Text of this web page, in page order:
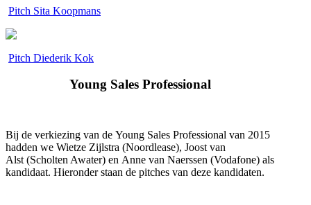
Pitch Sita Koopmans
Pitch Diederik Kok
Young Sales Professional
Bij de verkiezing van de Young Sales Professional van 2015
hadden we Wietze Zijlstra (Noordlease), Joost van
Alst (Scholten Awater) en Anne van Naerssen (Vodafone) als
kandidaat. Hieronder staan de pitches van deze kandidaten.